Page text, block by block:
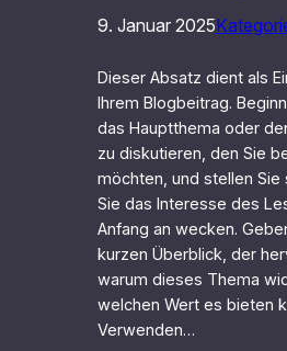
9. Januar 2025
Dieser Absatz dient als
Ihrem Blogbeitrag.
das Hauptthema oder
zu diskutieren, den Sie
möchten, und stellen Sie
Sie das Interesse des
Anfang an wecken.
kurzen Überblick, der
warum dieses Thema
welchen Wert es bieten
Verwenden…